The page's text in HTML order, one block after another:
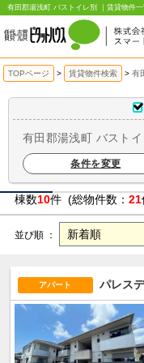
有田郡湯浅町 バストイレ別 ｜賃貸物件
TOPページ 賃貸物件検索 有
有田郡湯浅町 バスト
条件を変更
棟数10件 (総物件数： 21
並び順 ：
アパート パレス